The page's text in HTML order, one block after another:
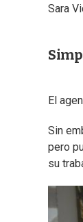
Sara
El
Sin
pero
su